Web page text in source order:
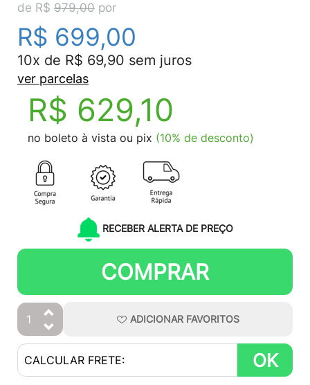
de R$ 979,00 por
R$ 699,00
10x de R$ 69,90 sem juros
ver parcelas
R$ 629,10
no boleto à vista ou pix (10% de desconto)
RECEBER ALERTA DE PREÇO
COMPRAR
ADICIONAR FAVORITOS
OK